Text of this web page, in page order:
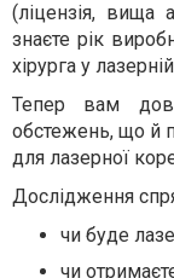
(ліцензія, вища
знаєте рік
хірурга у лазерній
Тепер вам
обстежень, що й
для лазерної
Дослідження
чи буде
чи